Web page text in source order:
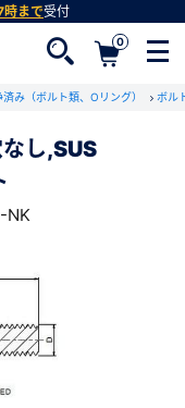
時まで受付
0
み（ボルト類、Oリング） ボル
し,SUS
NK
ロード
ードをします。
い方
利用いただけ